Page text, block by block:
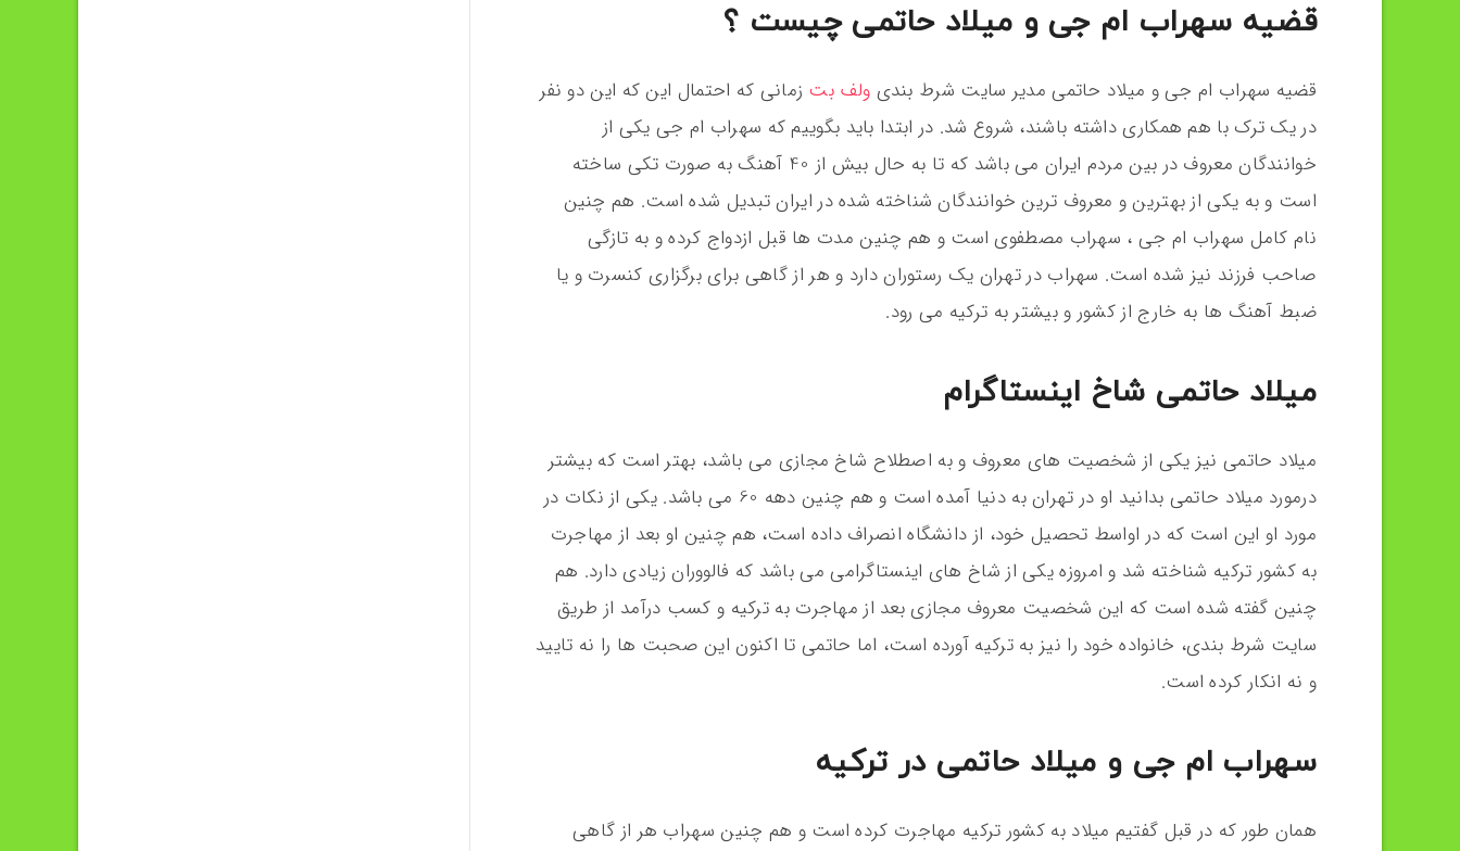
قضیه سهراب ام جی و میلاد حاتمی چیست ؟
قضیه سهراب ام جی و میلاد حاتمی مدیر سایت شرط بندی ولف بت زمانی که احتمال این که این دو نفر
در یک ترک با هم همکاری داشته باشند، شروع شد. در ابتدا باید بگوییم که سهراب ام جی یکی از
خوانندگان معروف در بین مردم ایران می باشد که تا به حال بیش از 40 آهنگ به صورت تکی ساخته
است و به یکی از بهترین و معروف ‌ترین خوانندگان شناخته شده در ایران تبدیل شده است. هم چنین
نام کامل سهراب ام جی ، سهراب مصطفوی است و هم چنین مدت ها قبل ازدواج کرده و به تازگی
صاحب فرزند نیز شده است. سهراب در تهران یک رستوران دارد و هر از گاهی برای برگزاری کنسرت و یا
ضبط آهنگ ها به خارج از کشور و بیشتر به ترکیه می رود.
میلاد حاتمی شاخ‌ اینستاگرام
میلاد حاتمی نیز یکی از شخصیت های معروف و به اصطلاح شاخ مجازی می باشد، بهتر است که بیشتر
درمورد میلاد حاتمی بدانید او در تهران به دنیا آمده است و هم چنین دهه 60 می باشد. یکی از نکات در
مورد او این است که در اواسط تحصیل خود، از دانشگاه انصراف داده است، هم چنین او بعد از مهاجرت
به کشور ترکیه شناخته شد و امروزه یکی از شاخ‌ های اینستاگرامی می باشد که فالووران زیادی دارد. هم
چنین گفته شده است که این شخصیت معروف مجازی بعد از مهاجرت به ترکیه و کسب درآمد از طریق
سایت شرط بندی، خانواده خود را نیز به ترکیه آورده است، اما حاتمی تا اکنون این صحبت ها را نه تایید
و نه انکار کرده است.
سهراب ام جی و میلاد حاتمی در ترکیه
همان طور که در قبل گفتیم میلاد به کشور ترکیه مهاجرت کرده است و هم چنین سهراب هر از گاهی